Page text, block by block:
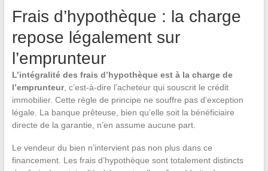
Frais d’hypothèque : la charge
repose légalement sur
l’emprunteur
L’intégralité des frais d’hypothèque est à la charge de
l’emprunteur, c’est-à-dire l’acheteur qui souscrit le crédit
immobilier. Cette règle de principe ne souffre pas d’exception
légale. La banque prêteuse, bien qu’elle soit la bénéficiaire
directe de la garantie, n’en assume aucune part.
Le vendeur du bien n’intervient pas non plus dans ce
financement. Les frais d’hypothèque sont totalement distincts